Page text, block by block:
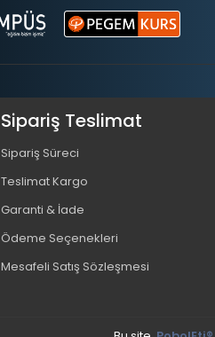
Sipariş Teslimat
Sipariş Süreci
Teslimat Kargo
Garanti & İade
Ödeme Seçenekleri
Mesafeli Satış Sözleşmesi